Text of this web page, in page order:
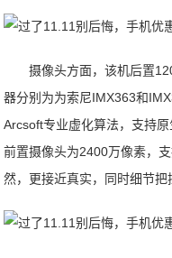
摄像头方面，该机后置
器分别为为索尼IMX363和
Arcsoft专业虚化算法，支持
前置摄像头为2400万像素，
然，更接近真实，同时细节把